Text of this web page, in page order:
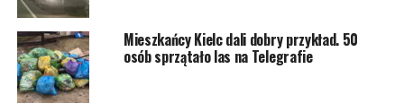
Mieszkańcy Kielc dali dobry przykład. 50
osób sprzątało las na Telegrafie